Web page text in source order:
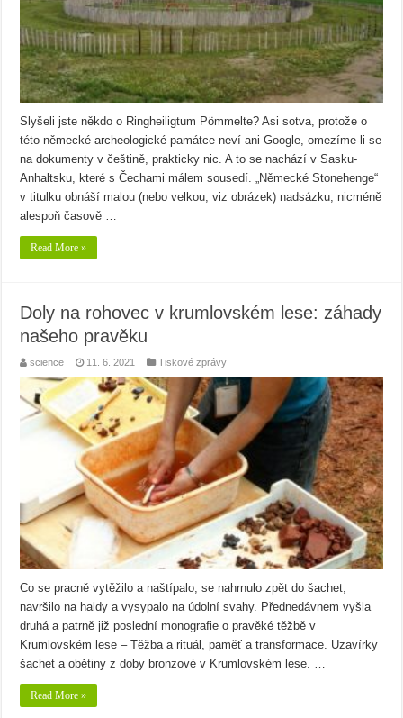
Slyšeli jste někdo o Ringheiligtum Pömmelte? Asi sotva, protože o
této německé archeologické památce neví ani Google, omezíme-li se
na dokumenty v češtině, prakticky nic. A to se nachází v Sasku-
Anhaltsku, které s Čechami málem sousedí. „Německé Stonehenge“
v titulku obnáší malou (nebo velkou, viz obrázek) nadsázku, nicméně
alespoň časově …
Read More »
Doly na rohovec v krumlovském lese: záhady
našeho pravěku
science 11. 6. 2021 Tiskové zprávy
Co se pracně vytěžilo a naštípalo, se nahrnulo zpět do šachet,
navršilo na haldy a vysypalo na údolní svahy. Přednedávnem vyšla
druhá a patrně již poslední monografie o pravěké těžbě v
Krumlovském lese – Těžba a rituál, paměť a transformace. Uzavírky
šachet a obětiny z doby bronzové v Krumlovském lese. …
Read More »